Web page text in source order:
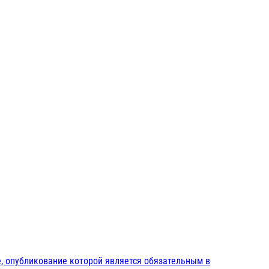
которой является обязательным в